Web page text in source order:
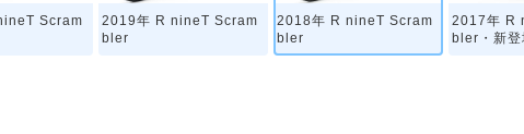
Scram
2019年 R nineT Scram
bler
2018年 R nineT Scram
bler
2017年 R
bler・新登